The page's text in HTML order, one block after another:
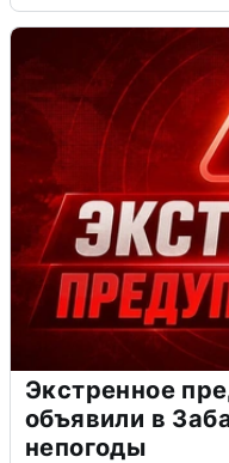
Экстренное
объявили в
непогоды